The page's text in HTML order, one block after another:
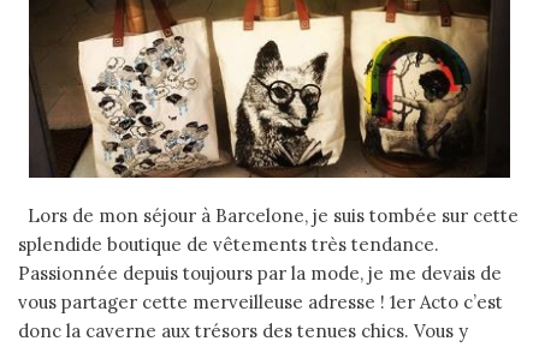
Lors de mon séjour à Barcelone, je suis tombée sur cette
splendide boutique de vêtements très tendance.
Passionnée depuis toujours par la mode, je me devais de
vous partager cette merveilleuse adresse ! 1er Acto c’est
donc la caverne aux trésors des tenues chics. Vous y